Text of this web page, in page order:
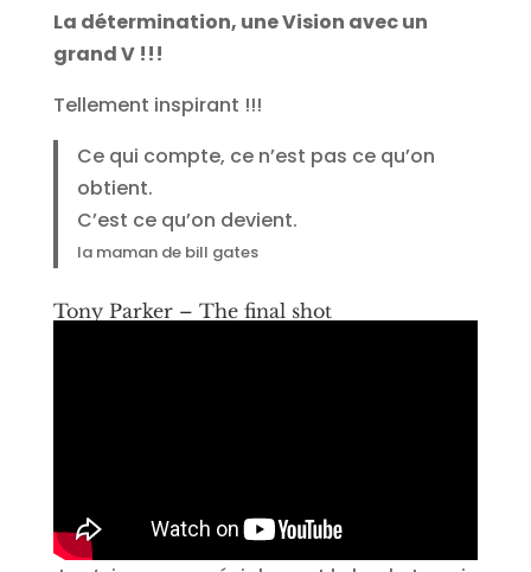
La détermination, une Vision avec un
grand V !!!
Tellement inspirant !!!
Ce qui compte, ce n’est pas ce qu’on
obtient.
C’est ce qu’on devient.
la maman de bill gates
Tony Parker – The final shot